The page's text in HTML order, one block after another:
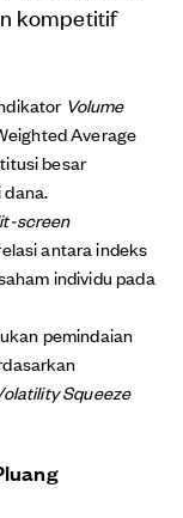
kompetitif
Volume
Average
besar
screen
antara indeks
individu pada
pemindaian
Squeeze